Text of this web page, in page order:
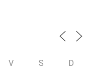
V S D